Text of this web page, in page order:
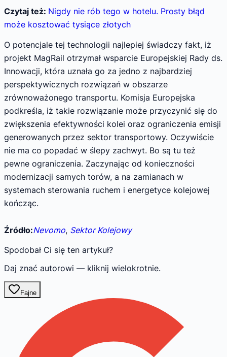
Czytaj też: Nigdy nie rób tego w hotelu. Prosty błąd
może kosztować tysiące złotych
O potencjale tej technologii najlepiej świadczy fakt, iż
projekt MagRail otrzymał wsparcie Europejskiej Rady ds.
Innowacji, która uznała go za jedno z najbardziej
perspektywicznych rozwiązań w obszarze
zrównoważonego transportu. Komisja Europejska
podkreśla, iż takie rozwiązanie może przyczynić się do
zwiększenia efektywności kolei oraz ograniczenia emisji
generowanych przez sektor transportowy. Oczywiście
nie ma co popadać w ślepy zachwyt. Bo są tu też
pewne ograniczenia. Zaczynając od konieczności
modernizacji samych torów, a na zamianach w
systemach sterowania ruchem i energetyce kolejowej
kończąc.
Źródło:Nevomo, Sektor Kolejowy
Spodobał Ci się ten artykuł?
Daj znać autorowi — kliknij wielokrotnie.
Fajne